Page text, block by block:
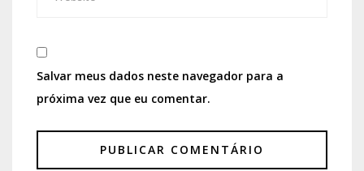
Salvar meus dados neste navegador para a
próxima vez que eu comentar.